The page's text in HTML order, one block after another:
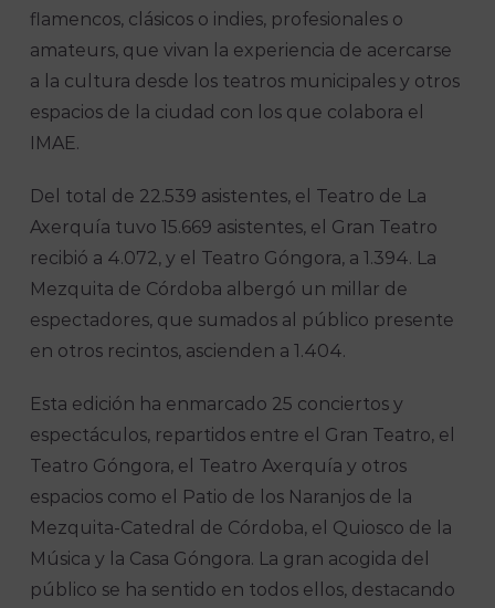
flamencos, clásicos o indies, profesionales o
amateurs, que vivan la experiencia de acercarse
a la cultura desde los teatros municipales y otros
espacios de la ciudad con los que colabora el
IMAE.
Del total de 22.539 asistentes, el Teatro de La
Axerquía tuvo 15.669 asistentes, el Gran Teatro
recibió a 4.072, y el Teatro Góngora, a 1.394. La
Mezquita de Córdoba albergó un millar de
espectadores, que sumados al público presente
en otros recintos, ascienden a 1.404.
Esta edición ha enmarcado 25 conciertos y
espectáculos, repartidos entre el Gran Teatro, el
Teatro Góngora, el Teatro Axerquía y otros
espacios como el Patio de los Naranjos de la
Mezquita-Catedral de Córdoba, el Quiosco de la
Música y la Casa Góngora. La gran acogida del
público se ha sentido en todos ellos, destacando